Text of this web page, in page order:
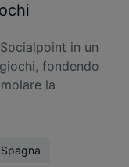
in un
fondendo
la
Barcellona, Spagna